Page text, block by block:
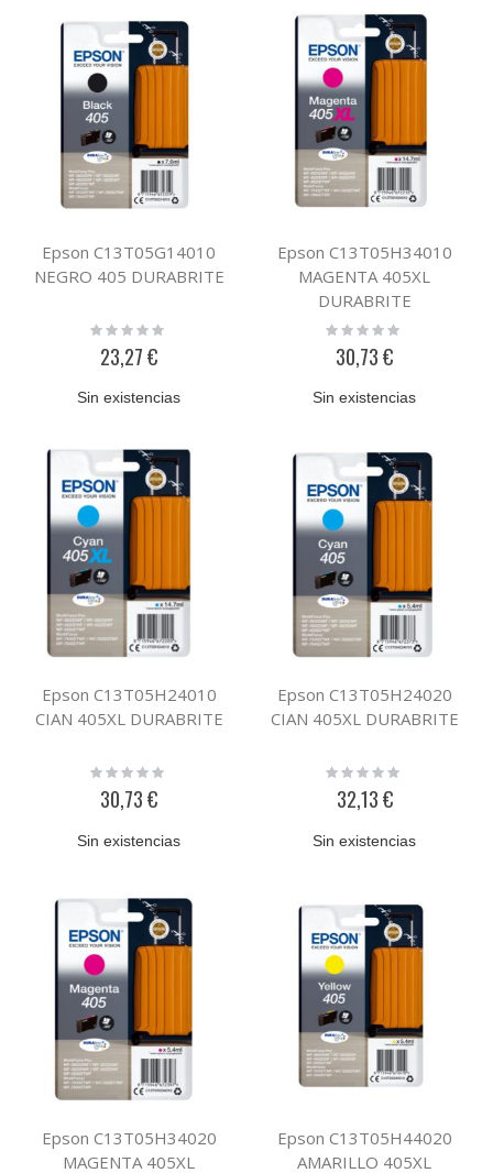
Epson C13T05G14010
NEGRO 405 DURABRITE
Rating:
23,27 €
Sin existencias
Epson C13T05H34010
MAGENTA 405XL
DURABRITE
Rating:
30,73 €
Sin existencias
Epson C13T05H24010
CIAN 405XL DURABRITE
Rating:
30,73 €
Sin existencias
Epson C13T05H24020
CIAN 405XL DURABRITE
Rating:
32,13 €
Sin existencias
Epson C13T05H34020
MAGENTA 405XL
Epson C13T05H44020
AMARILLO 405XL